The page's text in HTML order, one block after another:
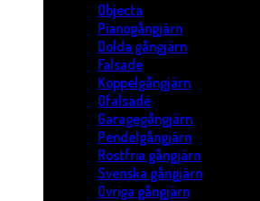
Objecta
Pianogångjärn
Dolda gångjärn
Falsade
Koppelgångjärn
Ofalsade
Garagegångjärn
Pendelgångjärn
Rostfria gångjärn
Svenska gångjärn
Övriga gångjärn